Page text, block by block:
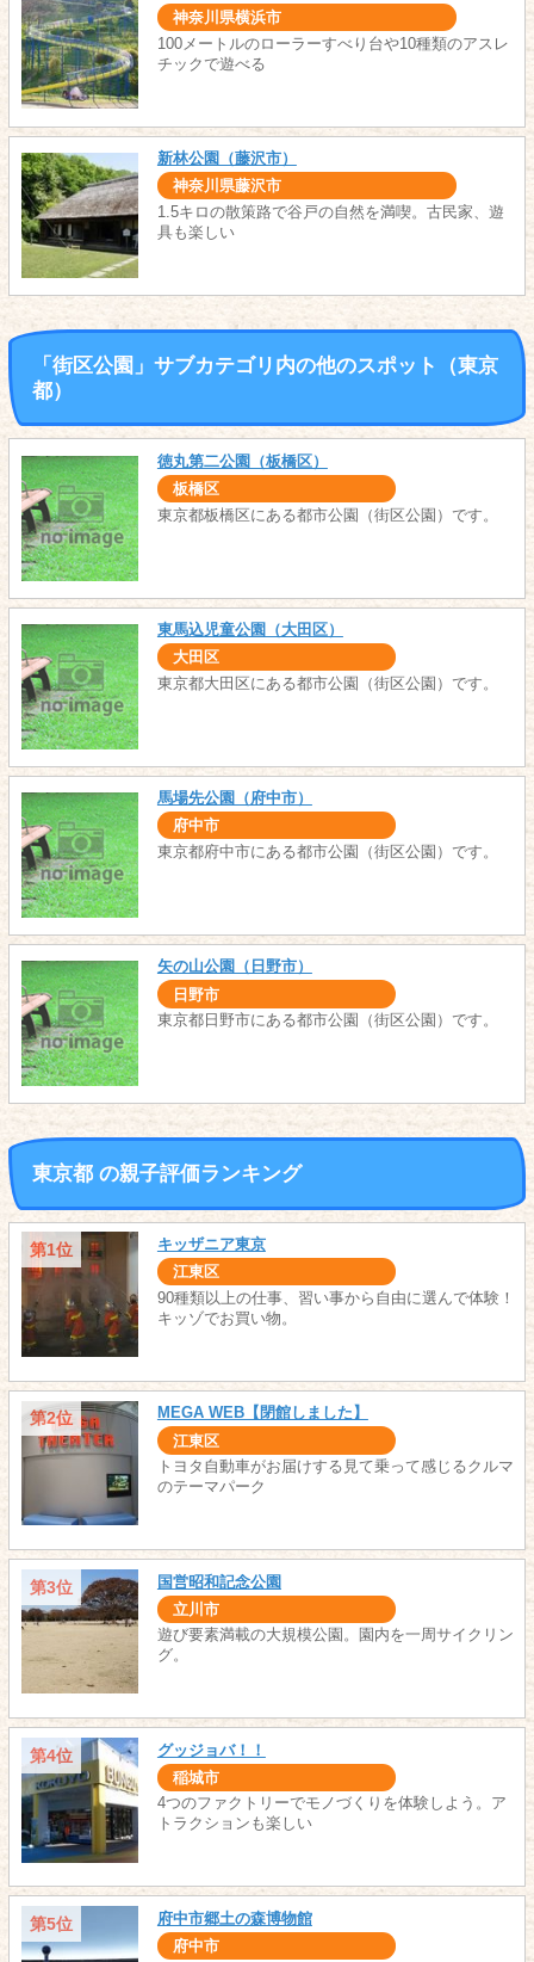
神奈川県横浜市
100メートルのローラーすべり台や10種類のアスレ
チックで遊べる
新林公園（藤沢市）
神奈川県藤沢市
1.5キロの散策路で谷戸の自然を満喫。古民家、遊
具も楽しい
「街区公園」サブカテゴリ内の他のスポット（東京
都）
徳丸第二公園（板橋区）
板橋区
東京都板橋区にある都市公園（街区公園）です。
東馬込児童公園（大田区）
大田区
東京都大田区にある都市公園（街区公園）です。
馬場先公園（府中市）
府中市
東京都府中市にある都市公園（街区公園）です。
矢の山公園（日野市）
日野市
東京都日野市にある都市公園（街区公園）です。
東京都 の親子評価ランキング
第1位 キッザニア東京
江東区
90種類以上の仕事、習い事から自由に選んで体験！
キッゾでお買い物。
第2位 MEGA WEB【閉館しました】
江東区
トヨタ自動車がお届けする見て乗って感じるクルマ
のテーマパーク
第3位 国営昭和記念公園
立川市
遊び要素満載の大規模公園。園内を一周サイクリン
グ。
第4位 グッジョバ！！
稲城市
4つのファクトリーでモノづくりを体験しよう。ア
トラクションも楽しい
第5位 府中市郷土の森博物館
府中市